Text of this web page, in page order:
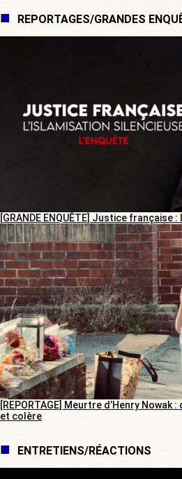
REPORTAGES/GRANDES
[GRANDE ENQUÊTE] Justice française
[REPORTAGE] Meurtre d’Henry
et colère
ENTRETIENS/RÉACTIONS